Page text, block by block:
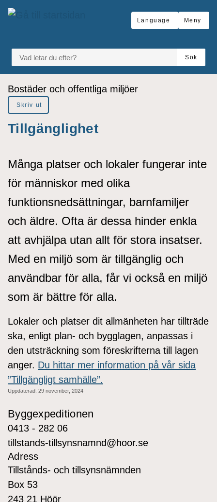
Gå till innehåll
till sidomeny
Language Meny
VAD LETAR DU EFTER?
Sök
Du är här:
Bostäder och offentliga miljöer
Skriv ut
Tillgänglighet
Många platser och lokaler fungerar inte
för människor med olika
funktionsnedsättningar, barnfamiljer
och äldre. Ofta är dessa hinder enkla
att avhjälpa utan allt för stora insatser.
Med en miljö som är tillgänglig och
användbar för alla, får vi också en miljö
som är bättre för alla.
Lokaler och platser dit allmänheten har tillträde
ska, enligt plan- och bygglagen, anpassas i
den utsträckning som föreskrifterna till lagen
anger. Du hittar mer information på vår sida
”Tillgängligt samhälle”.
Uppdaterad: 29 november, 2024
Byggexpeditionen
0413 - 282 06
tillstands-tillsynsnamnd@hoor.se
Adress
Tillstånds- och tillsynsnämnden
Box 53
243 21 Höör